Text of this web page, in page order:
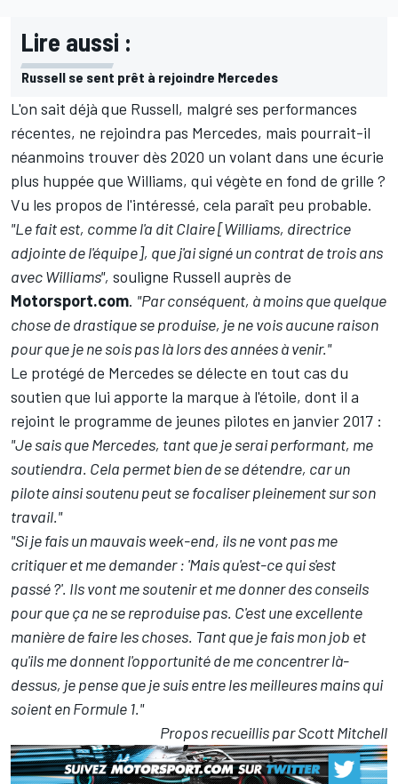
Lire aussi :
Russell se sent prêt à rejoindre Mercedes
L'on sait déjà que Russell, malgré ses performances
récentes, ne rejoindra pas Mercedes, mais pourrait-il
néanmoins trouver dès 2020 un volant dans une écurie
plus huppée que Williams, qui végète en fond de grille ?
Vu les propos de l'intéressé, cela paraît peu probable.
"Le fait est, comme l'a dit Claire [Williams, directrice
adjointe de l'équipe], que j'ai signé un contrat de trois ans
avec Williams", souligne Russell auprès de
Motorsport.com. "Par conséquent, à moins que quelque
chose de drastique se produise, je ne vois aucune raison
pour que je ne sois pas là lors des années à venir."
Le protégé de Mercedes se délecte en tout cas du
soutien que lui apporte la marque à l'étoile, dont il a
rejoint le programme de jeunes pilotes en janvier 2017 :
"Je sais que Mercedes, tant que je serai performant, me
soutiendra. Cela permet bien de se détendre, car un
pilote ainsi soutenu peut se focaliser pleinement sur son
travail."
"Si je fais un mauvais week-end, ils ne vont pas me
critiquer et me demander : 'Mais qu'est-ce qui s'est
passé ?'. Ils vont me soutenir et me donner des conseils
pour que ça ne se reproduise pas. C'est une excellente
manière de faire les choses. Tant que je fais mon job et
qu'ils me donnent l'opportunité de me concentrer là-
dessus, je pense que je suis entre les meilleures mains qui
soient en Formule 1."
Propos recueillis par Scott Mitchell